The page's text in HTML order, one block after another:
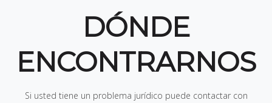
DÓNDE
ENCONTRARNOS
Si usted tiene un problema jurídico puede contactar con